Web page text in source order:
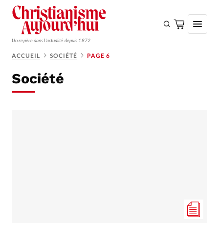
Un repère dans l'actualité depuis 1872
Monde
ACCUEIL SOCIÉTÉ PAGE 6
Société